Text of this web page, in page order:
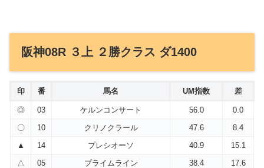
阪神08R ３上 ２勝クラス ダ1400
印 番 馬名 UM指数 差
◎ 03 ケルンコンサート 56.0
0.0
〇
10 クリノクラール 47.6
8.4
▲
14 プレシオーソ 40.9
15.1
△
05 プライムライン 38.4
17.6